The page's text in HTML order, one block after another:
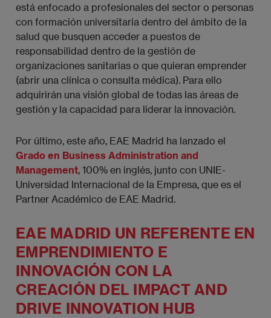
está enfocado a profesionales del sector o personas
con formación universitaria dentro del ámbito de la
salud que busquen acceder a puestos de
responsabilidad dentro de la gestión de
organizaciones sanitarias o que quieran emprender
(abrir una clínica o consulta médica). Para ello
adquirirán una visión global de todas las áreas de
gestión y la capacidad para liderar la innovación.
Por último, este año, EAE Madrid ha lanzado el
Grado en Business Administration and
Management , 100% en inglés, junto con UNIE-
Universidad Internacional de la Empresa, que es el
Partner Académico de EAE Madrid.
EAE MADRID UN REFERENTE EN
EMPRENDIMIENTO E
INNOVACIÓN CON LA
CREACIÓN DEL IMPACT AND
DRIVE INNOVATION HUB